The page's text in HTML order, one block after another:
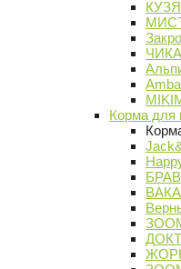
КУЗЯ
ЧИКА
Корма для
ВАКА